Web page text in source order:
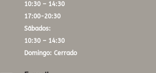
10:30 – 14:30
17:00-20:30
Sábados:
10:30 – 14:30
Domingo: Cerrado